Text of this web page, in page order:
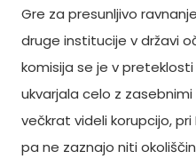
Gre za presunljivo
druge institucije v državi
komisija se je v
ukvarjala celo z
večkrat videli korupcijo, pri
pa ne zaznajo niti